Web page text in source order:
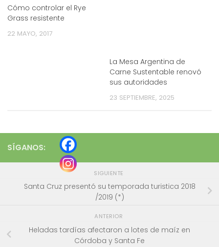
Cómo controlar el Rye
Grass resistente
22 MAYO, 2017
La Mesa Argentina de
Carne Sustentable renovó
sus autoridades
23 SEPTIEMBRE, 2025
SÍGANOS:
SIGUIENTE
Santa Cruz presentó su temporada turistica 2018
/2019 (*)
ANTERIOR
Heladas tardías afectaron a lotes de maíz en
Córdoba y Santa Fe